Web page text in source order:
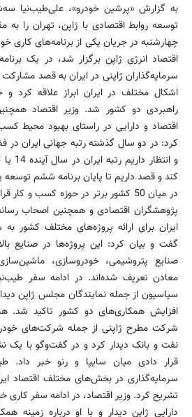
به گزارش «پرشین خودرو»، علی‌طیب‌نیا
توسعه روابط اقتصادی با ژاپن، تهران را
چهارشنبه در جریان یکی از برنامه‌های کاری
اقتصاد انرژی ژاپن برگزار شد، در یک
سرمایه‌گذاران ژاپنی در ایران به قصد
اشکال مختلف در ایران ابراز علاقه کرد و
راهبردی دو کشور شد. وزیر اقتصاد
اقتصاد و دارایی در راستای بهبود محیط
کرد: در دو سال گذشته رتبه جهانی ایران در
کند و قصد داریم تا پایان برنامه ششم توسعه
در میان 50 کشور برتر در حوزه کسب و
پژوهشگران اقتصادی و همچنین اصحاب
ایران برای ارائه پروژه‌های مختلف کشور
گفت و بیان کرد: این پروژه‌ها در صنایع
صنایع پتروشیمی، خودروسازی،
معادن تعریف شده‌اند. در ادامه سفر
سیاسیون از جمله نمایندگان مجلس ژاپن
شرکت مطرح ژاپنی از جمله شرکت‌های
نفت و بانک دیدار کرد و در گفت‌وگو با یک
قرار دادی میان سایپا و رنو خبر داد.
سرمایه‌گذاری در بخش‌های مختلف اقتصاد
تشریح کرد. وزیر اقتصاد، در ادامه سفر کاری
دارایی ژاپن دیدار و با او درباره زمینه